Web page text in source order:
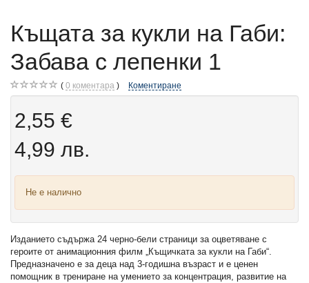
Къщата за кукли на Габи:
Забава с лепенки 1
0 коментара Коментиране
2,55 €
4,99 лв.
Не е налично
Изданието съдържа 24 черно-бели страници за оцветяване с
героите от анимационния филм „Къщичката за кукли на Габи“.
Предназначено е за деца над 3-годишна възраст и е ценен
помощник в трениране на умението за концентрация, развитие на